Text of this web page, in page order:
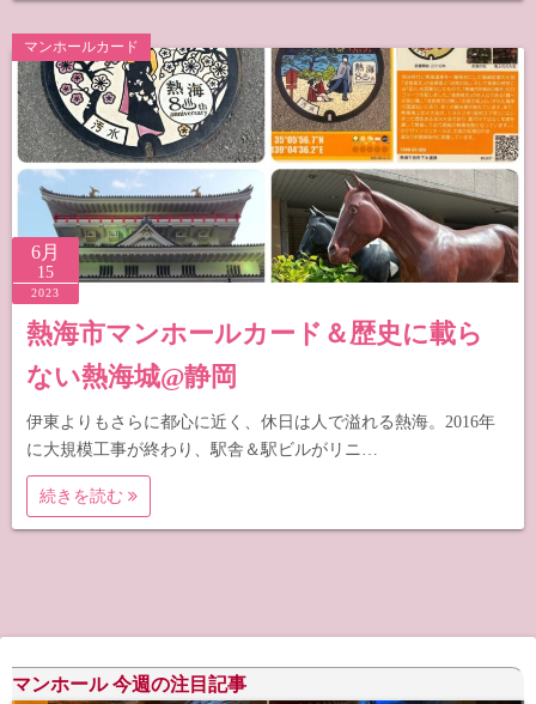
マンホールカード
6月
15
2023
熱海市マンホールカード＆歴史に載ら
ない熱海城@静岡
伊東よりもさらに都心に近く、休日は人で溢れる熱海。2016年
に大規模工事が終わり、駅舎＆駅ビルがリニ…
続きを読む
マンホール 今週の注目記事